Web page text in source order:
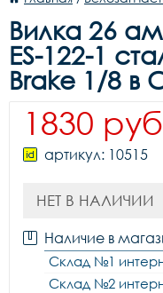
Вилка 26
ES-122-1
Brake 1/8 в
1830
артикул: 10515
НЕТ В НАЛИЧИИ
Наличие в
Склад №1
Склад №2